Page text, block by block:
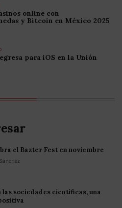
online con
y Bitcoin en México 2025
para iOS en la Unión
el Bazter Fest en noviembre
las sociedades científicas, una